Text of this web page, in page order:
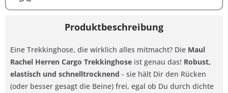
Produktbeschreibung
Eine Trekkinghose, die wirklich alles mitmacht? Die Maul
Rachel Herren Cargo Trekkinghose ist genau das! Robust,
elastisch und schnelltrocknend - sie hält Dir den Rücken
(oder besser gesagt die Beine) frei, egal ob Du durch dichte